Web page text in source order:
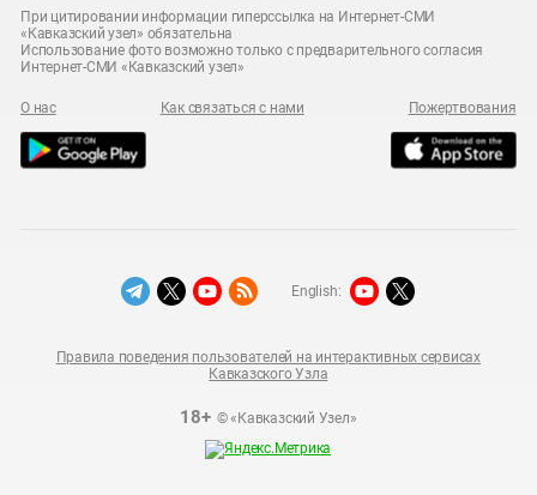
При цитировании информации гиперссылка на Интернет-СМИ
«Кавказский узел» обязательна
Использование фото возможно только с предварительного согласия
Интернет-СМИ «Кавказский узел»
О нас Как связаться с нами Пожертвования
18+© «Кавказский Узел»
Правила поведения пользователей на интерактивных сервисах
Кавказского Узла
English: